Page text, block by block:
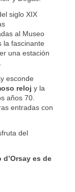
siglo XIX
al Museo
la fascinante
una estación
esconde
reloj y la
años 70.
entradas con
del
es de